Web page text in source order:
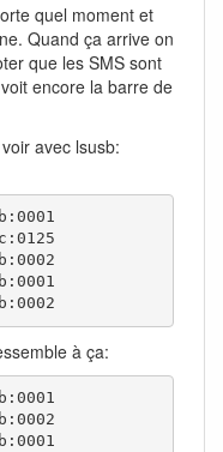
quel moment et
Quand ça arrive on
que les SMS sont
encore la barre de
avec lsusb:
à ça: